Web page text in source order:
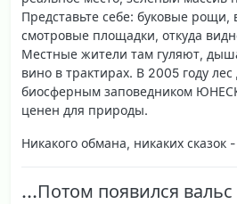
Представьте себе: буковые рощи,
смотровые площадки, откуда
Местные жители там гуляют,
вино в трактирах. В 2005 году
биосферным заповедником
ценен для природы.
Никакого обмана, никаких сказок
…Потом появился вальс